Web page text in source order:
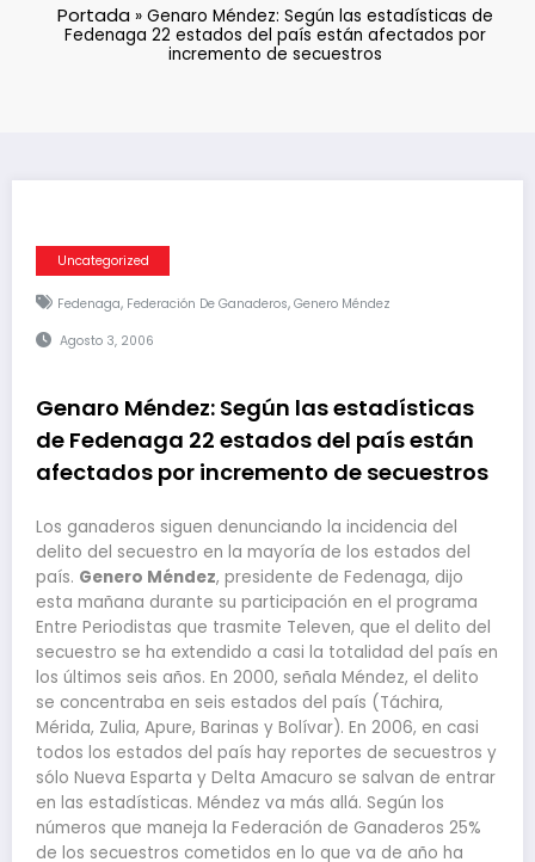
Portada »Genaro Méndez: Según las estadísticas de
Fedenaga 22 estados del país están afectados por
incremento de secuestros
Uncategorized
Fedenaga, Federación De Ganaderos, Genero Méndez
Agosto 3, 2006
Genaro Méndez: Según las estadísticas
de Fedenaga 22 estados del país están
afectados por incremento de secuestros
Los ganaderos siguen denunciando la incidencia del
delito del secuestro en la mayoría de los estados del
país. Genero Méndez, presidente de Fedenaga, dijo
esta mañana durante su participación en el programa
Entre Periodistas que trasmite Televen, que el delito del
secuestro se ha extendido a casi la totalidad del país en
los últimos seis años. En 2000, señala Méndez, el delito
se concentraba en seis estados del país (Táchira,
Mérida, Zulia, Apure, Barinas y Bolívar). En 2006, en casi
todos los estados del país hay reportes de secuestros y
sólo Nueva Esparta y Delta Amacuro se salvan de entrar
en las estadísticas. Méndez va más allá. Según los
números que maneja la Federación de Ganaderos 25%
de los secuestros cometidos en lo que va de año ha